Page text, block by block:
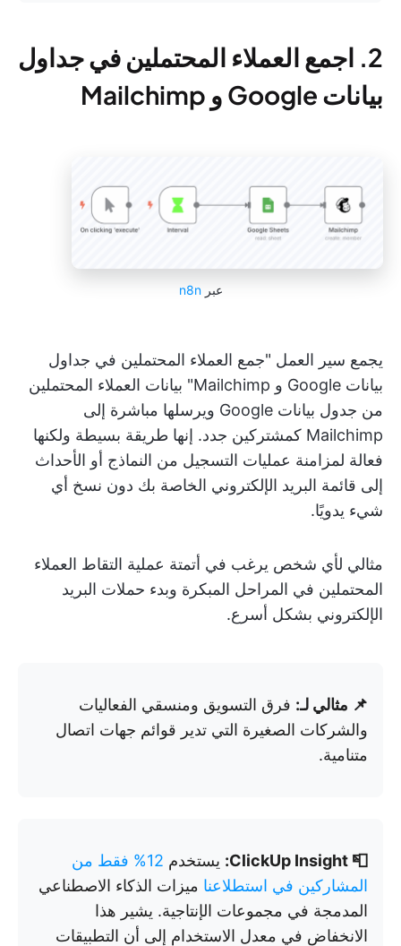
2. اجمع العملاء المحتملين في جداول
بيانات Google و Mailchimp
عبرn8n
يجمع سير العمل "جمع العملاء المحتملين في جداول
بيانات Google و Mailchimp" بيانات العملاء المحتملين
من جدول بيانات Google ويرسلها مباشرة إلى
Mailchimp كمشتركين جدد. إنها طريقة بسيطة ولكنها
فعالة لمزامنة عمليات التسجيل من النماذج أو الأحداث
إلى قائمة البريد الإلكتروني الخاصة بك دون نسخ أي
شيء يدويًا.
مثالي لأي شخص يرغب في أتمتة عملية التقاط العملاء
المحتملين في المراحل المبكرة وبدء حملات البريد
الإلكتروني بشكل أسرع.
📌 مثالي لـ: فرق التسويق ومنسقي الفعاليات
والشركات الصغيرة التي تدير قوائم جهات اتصال
متنامية.
📮 ClickUp Insight: يستخدم
12% فقط من
المشاركين في استطلاعنا ميزات الذكاء الاصطناعي
المدمجة في مجموعات الإنتاجية. يشير هذا
الانخفاض في معدل الاستخدام إلى أن التطبيقات